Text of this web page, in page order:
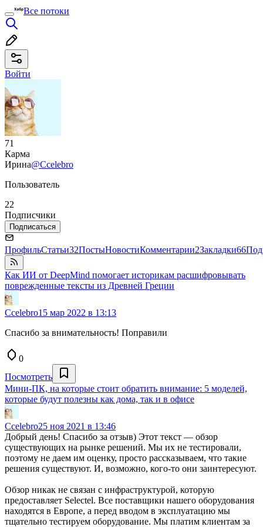
Все потоки
Войти
71
Карма
Ирина@Ccelebro
Пользователь
22
Подписчики
Подписаться
ПрофильСтатьи32ПостыНовостиКомментарии2Закладки66
Как ИИ от DeepMind помогает историкам расшифровывать
поврежденные тексты из Древней Греции
Ccelebro15 мар 2022 в 13:13
Спасибо за внимательность! Поправили
0
Посмотреть
Мини-ПК, на которые стоит обратить внимание: 5 моделей,
которые будут полезны как дома, так и в офисе
Ccelebro25 ноя 2021 в 13:46
Добрый день! Спасибо за отзыв) Этот текст — обзор
существующих на рынке решений. Мы их не тестировали,
поэтому не даем им оценку, просто рассказываем, что такие
решения существуют. И, возможно, кого-то они заинтересуют.
Обзор никак не связан с инфраструктурой, которую
предоставляет Selectel. Все поставщики нашего оборудования
находятся в Европе, а перед вводом в эксплуатацию мы
тщательно тестируем оборудование. Мы платим клиентам за